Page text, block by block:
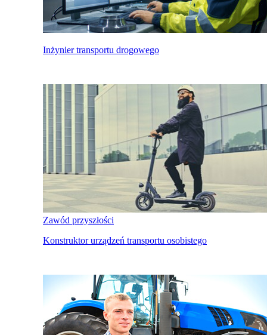
Inżynier transportu drogowego
Zawód przyszłości
Konstruktor urządzeń transportu osobistego